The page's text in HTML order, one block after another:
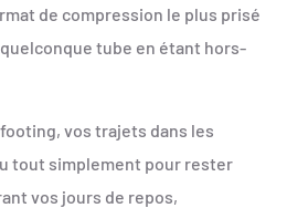
de compression le plus prisé
tube en étant hors-
vos trajets dans les
tout simplement pour rester
vos jours de repos,